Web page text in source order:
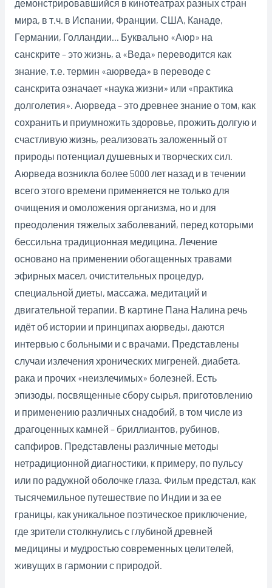
демонстрировавшийся в кинотеатрах разных стран
мира, в т.ч. в Испании, Франции, США, Канаде,
Германии, Голландии… Буквально «Аюр» на
санскрите – это жизнь, а «Веда» переводится как
знание, т.е. термин «аюрведа» в переводе с
санскрита означает «наука жизни» или «практика
долголетия». Аюрведа – это древнее знание о том, как
сохранить и приумножить здоровье, прожить долгую и
счастливую жизнь, реализовать заложенный от
природы потенциал душевных и творческих сил.
Аюрведа возникла более 5000 лет назад и в течении
всего этого времени применяется не только для
очищения и омоложения организма, но и для
преодоления тяжелых заболеваний, перед которыми
бессильна традиционная медицина. Лечение
основано на применении обогащенных травами
эфирных масел, очистительных процедур,
специальной диеты, массажа, медитаций и
двигательной терапии. В картине Пана Налина речь
идёт об истории и принципах аюрведы, даются
интервью с больными и с врачами. Представлены
случаи излечения хронических мигреней, диабета,
рака и прочих «неизлечимых» болезней. Есть
эпизоды, посвященные сбору сырья, приготовлению
и применению различных снадобий, в том числе из
драгоценных камней – бриллиантов, рубинов,
сапфиров. Представлены различные методы
нетрадиционной диагностики, к примеру, по пульсу
или по радужной оболочке глаза. Фильм предстал, как
тысячемильное путешествие по Индии и за ее
границы, как уникальное поэтическое приключение,
где зрители столкнулись с глубиной древней
медицины и мудростью современных целителей,
живущих в гармонии с природой.